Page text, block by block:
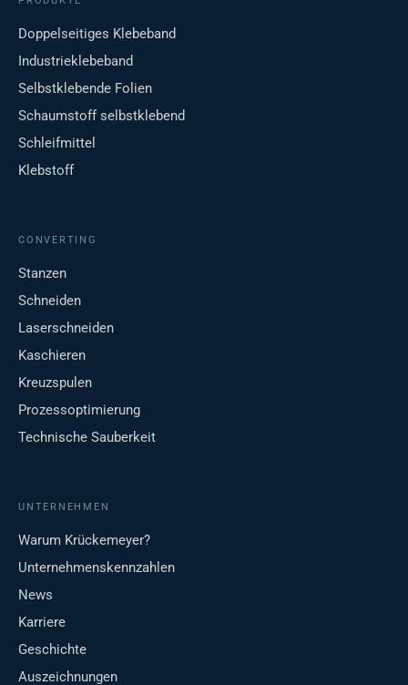
Doppelseitiges Klebeband
Industrieklebeband
Selbstklebende Folien
Schaumstoff selbstklebend
Schleifmittel
Klebstoff
CONVERTING
Stanzen
Schneiden
Laserschneiden
Kaschieren
Kreuzspulen
Prozessoptimierung
Technische Sauberkeit
UNTERNEHMEN
Warum Krückemeyer?
Unternehmenskennzahlen
News
Karriere
Geschichte
Auszeichnungen